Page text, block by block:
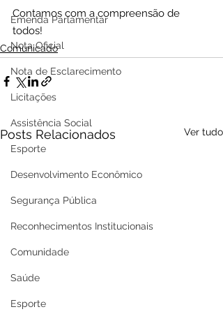
Emenda Parlamentar
Nota Oficial
Nota de Esclarecimento
Licitações
Assistência Social
Esporte
Desenvolvimento Econômico
Segurança Pública
Reconhecimentos Institucionais
Comunidade
Saúde
Esporte
Contamos com a compreensão de
todos!
Comunicado
Posts Relacionados Ver tudo